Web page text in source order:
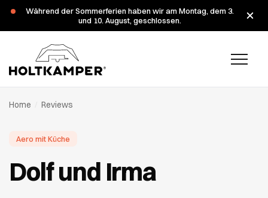
Während der Sommerferien haben wir am Montag, dem 3.
und 10. August, geschlossen.
Home Reviews
Aero mit Küche
Dolf und Irma